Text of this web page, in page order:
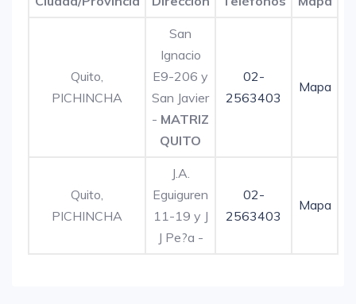
Quito,
PICHINCHA
San
Ignacio
E9-206 y
San Javier
- MATRIZ
QUITO
02-
2563403
Mapa
Quito,
PICHINCHA
J.A.
Eguiguren
11-19 y J
J Pe?a -
02-
2563403
Mapa